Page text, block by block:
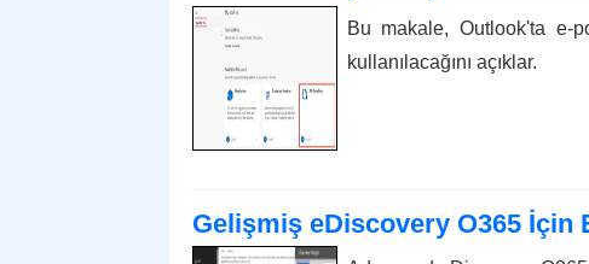
Bu makale, Outlook'ta e-
kullanılacağını açıklar.
Gelişmiş eDiscovery O365 İçin